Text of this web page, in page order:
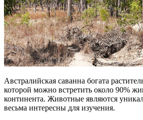
Австралийская саванна богата
которой можно встретить около 90%
континента. Животные являются
весьма интересны для изучения.